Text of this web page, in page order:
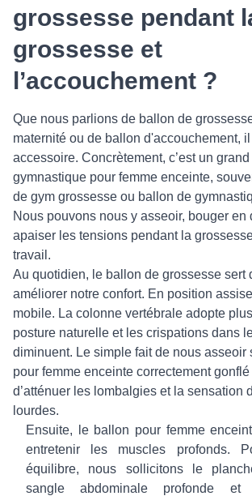
grossesse pendant
grossesse et
l’accouchement ?
Que nous parlions de ballon de
maternité ou de ballon d'accouchement, il
accessoire. Concrètement, c’est un
gymnastique pour femme enceinte,
de gym grossesse ou ballon de
Nous pouvons nous y asseoir, bouger en
apaiser les tensions pendant la
travail.
Au quotidien, le ballon de grossesse sert
améliorer notre confort. En position
mobile. La colonne vertébrale adopte
posture naturelle et les crispations dans
diminuent. Le simple fait de nous asseoir
pour femme enceinte correctement
d’atténuer les lombalgies et la sensation
lourdes.
Ensuite, le ballon pour femme
entretenir les muscles profonds.
équilibre, nous sollicitons le
sangle abdominale profonde et